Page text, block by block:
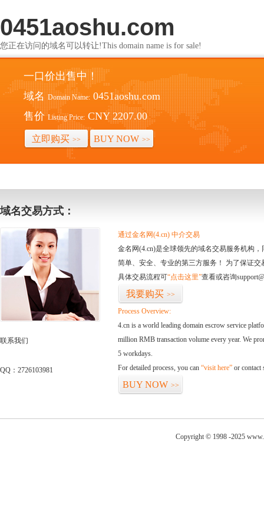
0451aoshu.com
您正在访问的域名可以转让!This domain name is for sale!
一口价出售中！
域名 Domain Name: 0451aoshu.com
售价 Listing Price: CNY 2207.00
立即购买 >> BUY NOW >>
域名交易方式：
联系我们
QQ：2726103981
通过金名网(4.cn) 中介交易
金名网(4.cn)是全球领先的域名交易服务机构
简单、安全、专业的第三方服务！ 为了保证
具体交易流程可“点击这里”查看或咨询
我要购买 >>
Process Overview:
4.cn is a world leading domain escrow service
million RMB transaction volume every year. We
5 workdays.
For detailed process, you can “visit here” or contact
BUY NOW >>
Copyright © 1998 -2025